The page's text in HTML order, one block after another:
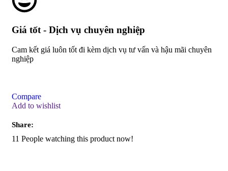
Giá tốt - Dịch vụ chuyên nghiệp
Cam kết giá luôn tốt đi kèm dịch vụ tư vấn và hậu mãi chuyên
nghiệp
Compare
Add to wishlist
Share:
11 People watching this product now!